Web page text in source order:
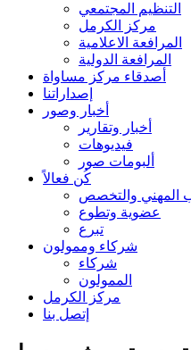
التنظيم المجتمعي
مركز الكرمل
المرافعة الاعلامية
المرافعة الدولية
أصدقاء مركز مساواة
إصداراتنا
أخبار وصور
أخبار وتقارير
فيديوهات
ألبومات صور
كُن فعالاً
المهني والتخصص
عضوية وتطوع
تبرع
شركاء وممولون
شركاء
الممولون
مركز الكرمل
إتصل بنا